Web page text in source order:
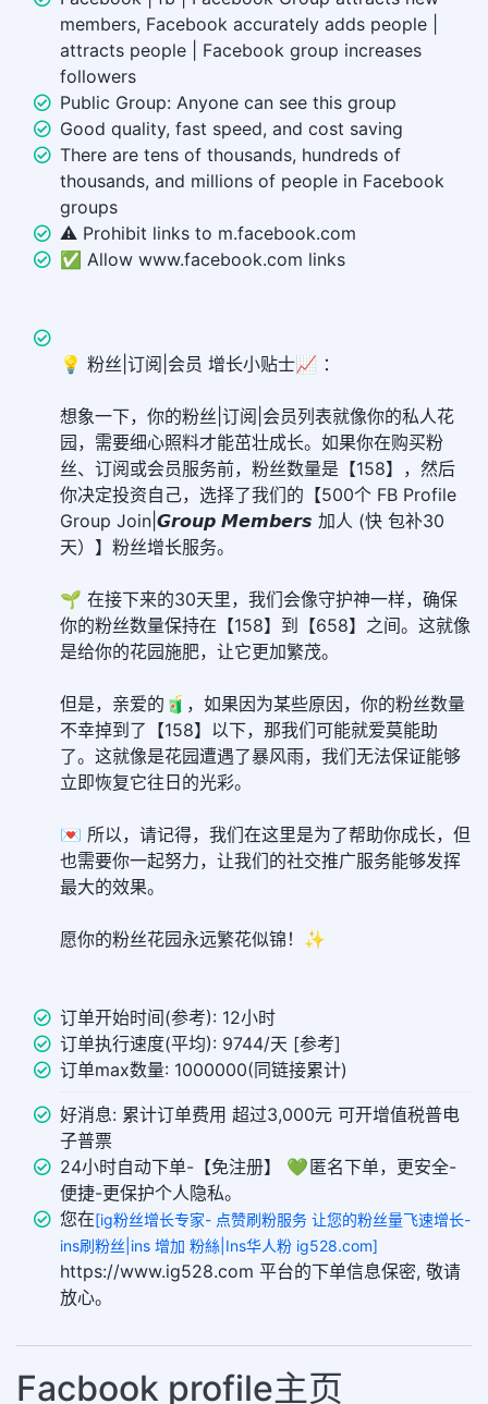
members, Facebook accurately adds people |
attracts people | Facebook group increases
followers
Public Group: Anyone can see this group
Good quality, fast speed, and cost saving
There are tens of thousands, hundreds of
thousands, and millions of people in Facebook
groups
⚠️ Prohibit links to m.facebook.com
✅ Allow www.facebook.com links
💡 粉丝|订阅|会员 增长小贴士📈 ：
想象一下，你的粉丝|订阅|会员列表就像你的私人花
园，需要细心照料才能茁壮成长。如果你在购买粉
丝、订阅或会员服务前，粉丝数量是【158】，然后
你决定投资自己，选择了我们的【500个 FB Profile
Group Join|𝙂𝙧𝙤𝙪𝙥 𝙈𝙚𝙢𝙗𝙚𝙧𝙨 加人 (快 包补30
天）】粉丝增长服务。
🌱 在接下来的30天里，我们会像守护神一样，确保
你的粉丝数量保持在【158】到【658】之间。这就像
是给你的花园施肥，让它更加繁茂。
但是，亲爱的🧃，如果因为某些原因，你的粉丝数量
不幸掉到了【158】以下，那我们可能就爱莫能助
了。这就像是花园遭遇了暴风雨，我们无法保证能够
立即恢复它往日的光彩。
💌 所以，请记得，我们在这里是为了帮助你成长，但
也需要你一起努力，让我们的社交推广服务能够发挥
最大的效果。
愿你的粉丝花园永远繁花似锦！✨
订单开始时间(参考): 12小时
订单执行速度(平均): 9744/天 [参考]
订单max数量: 1000000(同链接累计)
好消息: 累计订单费用 超过3,000元 可开增值税普电
子普票
24小时自动下单-【免注册】 💚 匿名下单，更安全-
便捷-更保护个人隐私。
您在[ig粉丝增长专家- 点赞刷粉服务 让您的粉丝量飞速增长-
ins刷粉丝|ins 增加 粉絲|Ins华人粉 ig528.com]
https://www.ig528.com 平台的下单信息保密, 敬请
放心。
Facbook profile主页